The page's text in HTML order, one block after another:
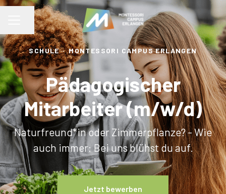
KARRIEREMENÜ
Seite teilen
SCHULE · MONTESSORI CAMPUS ERLANGEN
Pädagogischer
Mitarbeiter (m/w/d)
Naturfreund*in oder Zimmerpflanze? - Wie
auch immer: Bei uns blühst du auf.
Jetzt bewerben